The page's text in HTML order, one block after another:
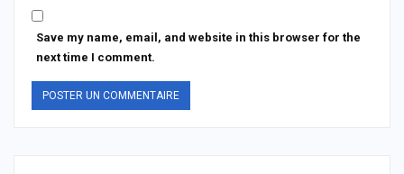
Save my name, email, and website in this browser for the
next time I comment.